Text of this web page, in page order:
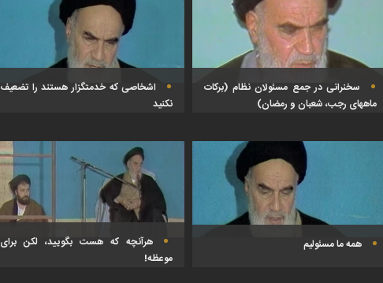
سخنرانی در جمع مسئولان نظام (برکات
ماههای رجب، شعبان و رمضان)
اشخاصی که خدمتگزار هستند را تضعیف
نکنید
همه ما مسئولیم
هرآنچه که هست بگویید، لکن برای
موعظه!